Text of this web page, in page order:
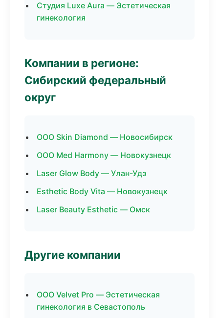
Студия Luxe Aura — Эстетическая
гинекология
Компании в регионе:
Сибирский федеральный
округ
ООО Skin Diamond — Новосибирск
ООО Med Harmony — Новокузнецк
Laser Glow Body — Улан-Удэ
Esthetic Body Vita — Новокузнецк
Laser Beauty Esthetic — Омск
Другие компании
ООО Velvet Pro — Эстетическая
гинекология в Севастополь